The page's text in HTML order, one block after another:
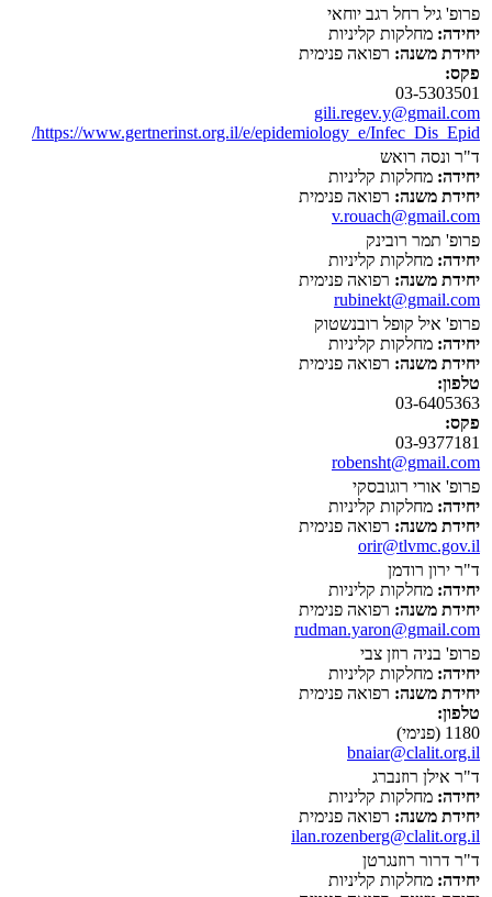
פרופ' גיל רחל רגב יוחאי
יחידה: מחלקות קליניות
יחידת משנה: רפואה פנימית
פקס:
03-5303501
gili.regev.y@gmail.com
https://www.gertnerinst.org.il/e/epidemiology_e/Infec_Dis_Epid/
ד"ר ונסה רואש
יחידה: מחלקות קליניות
יחידת משנה: רפואה פנימית
v.rouach@gmail.com
פרופ' תמר רובינק
יחידה: מחלקות קליניות
יחידת משנה: רפואה פנימית
rubinekt@gmail.com
פרופ' איל קופל רובנשטוק
יחידה: מחלקות קליניות
יחידת משנה: רפואה פנימית
טלפון:
03-6405363
פקס:
03-9377181
robensht@gmail.com
פרופ' אורי רוגובסקי
יחידה: מחלקות קליניות
יחידת משנה: רפואה פנימית
orir@tlvmc.gov.il
ד"ר ירון רודמן
יחידה: מחלקות קליניות
יחידת משנה: רפואה פנימית
rudman.yaron@gmail.com
פרופ' בניה רוזן צבי
יחידה: מחלקות קליניות
יחידת משנה: רפואה פנימית
טלפון:
1180 (פנימי)
bnaiar@clalit.org.il
ד"ר אילן רוזנברג
יחידה: מחלקות קליניות
יחידת משנה: רפואה פנימית
ilan.rozenberg@clalit.org.il
ד"ר דרור רוזנגרטן
יחידה: מחלקות קליניות